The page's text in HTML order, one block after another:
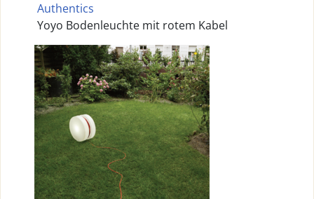
Authentics
Yoyo Bodenleuchte mit rotem Kabel